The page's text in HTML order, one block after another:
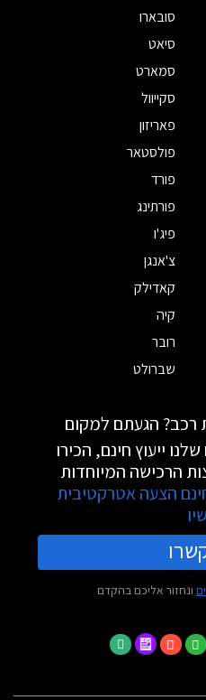
סובארו
סיאט
סמארט
סקייוול
פאריזון
פולסטאר
פורד
פורתינג
פיג'ו
צ'אנגן
קאדילק
קיה
רובר
שברולט
רכב? הגעתם למקום
ייעוץ חינם, הכירו
הרכישה המיוחדות
הצעה אטרקטיבית
ונחזור אליכם בהקדם